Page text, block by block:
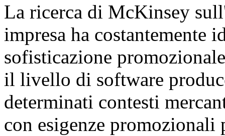
La ricerca di McKinsey
impresa ha costantemente
sofisticazione
il livello di software
determinati contesti
con esigenze promozionali